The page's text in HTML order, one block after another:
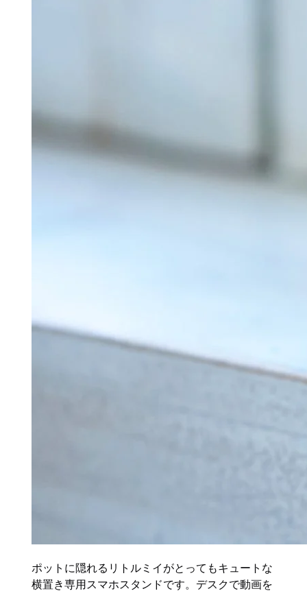
ポットに隠れるリトルミイがとってもキュートな
横置き専用スマホスタンドです。デスクで動画を